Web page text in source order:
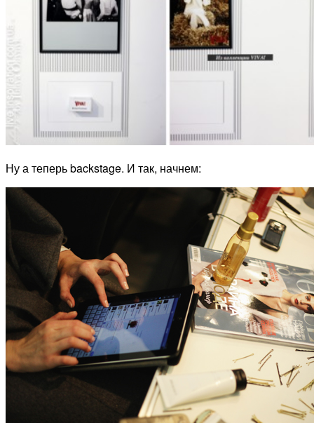
Ну а теперь backstage. И так, начнем: